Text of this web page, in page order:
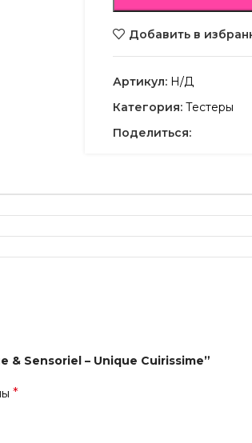
Добавить в
Артикул: Н/Д
Категория: Тестеры
Поделиться:
& Sensoriel – Unique Cuirissime”
*